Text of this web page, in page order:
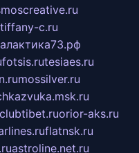
tiffany-c.ru
fotsis.rutesiaes.ru
mossilver.ru
clubtibet.ruorior-aks.ru
flatnsk.ru
astroline.net.ru